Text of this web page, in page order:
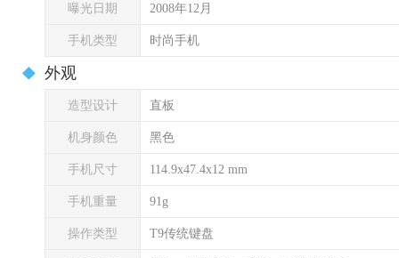
曝光日期 2008年12月
手机类型 时尚手机
外观
造型设计 直板
机身颜色 黑色
手机尺寸 114.9x47.4x12 mm
手机重量 91g
操作类型 T9传统键盘